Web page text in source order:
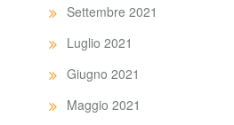
Settembre 2021
Luglio 2021
Giugno 2021
Maggio 2021